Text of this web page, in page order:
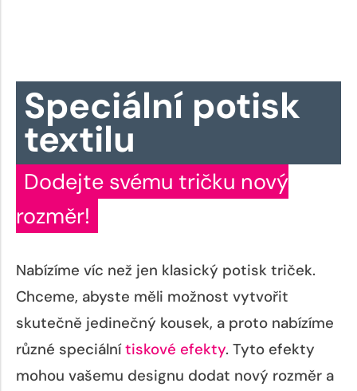
Speciální potisk
textilu
Dodejte svému tričku nový
rozměr!
Nabízíme víc než jen klasický potisk triček.
Chceme, abyste měli možnost vytvořit
skutečně jedinečný kousek, a proto nabízíme
různé speciálnítiskové efekty. Tyto efekty
mohou vašemu designu dodat nový rozměr a